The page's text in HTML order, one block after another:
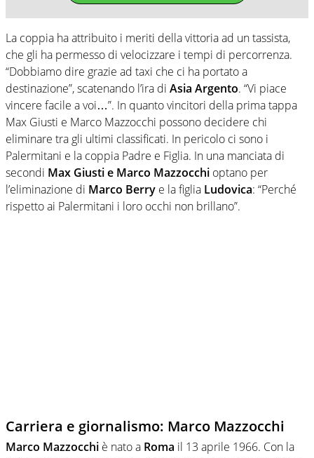
La coppia ha attribuito i meriti della vittoria ad un tassista,
che gli ha permesso di velocizzare i tempi di percorrenza.
“Dobbiamo dire grazie ad taxi che ci ha portato a
destinazione”, scatenando l’ira di Asia Argento. “Vi piace
vincere facile a voi…”. In quanto vincitori della prima tappa
Max Giusti e Marco Mazzocchi possono decidere chi
eliminare tra gli ultimi classificati. In pericolo ci sono i
Palermitani e la coppia Padre e Figlia. In una manciata di
secondi Max Giusti e Marco Mazzocchi optano per
l’eliminazione di Marco Berry e la figlia Ludovica: “Perché
rispetto ai Palermitani i loro occhi non brillano”.
Carriera e giornalismo: Marco Mazzocchi
Marco Mazzocchi è nato a Roma il 13 aprile 1966. Con la